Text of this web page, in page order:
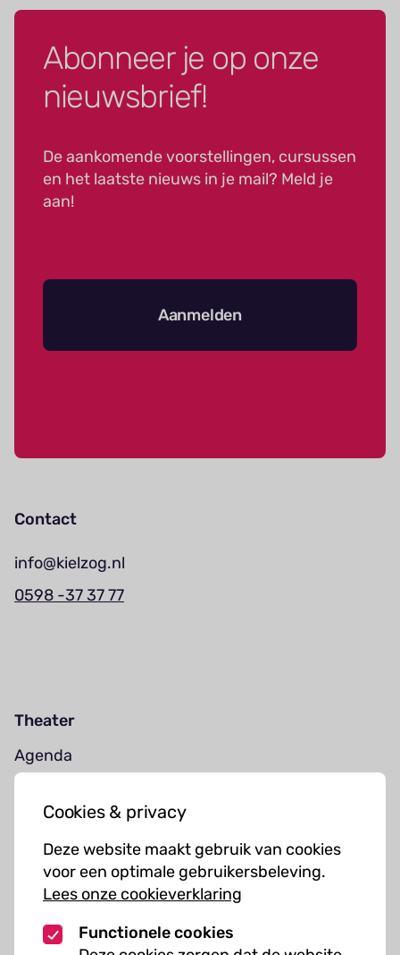
Cookies & privacy
Deze website maakt gebruik van cookies
voor een optimale gebruikersbeleving.
Lees onze cookieverklaring
Functionele cookies
Abonneer je op onze
nieuwsbrief!
De aankomende voorstellingen, cursussen
en het laatste nieuws in je mail? Meld je
aan!
Aanmelden
Contact
info@kielzog.nl
0598 -37 37 77
Theater
Agenda
Muziekcursussen
Kunst cursussen
Over ons